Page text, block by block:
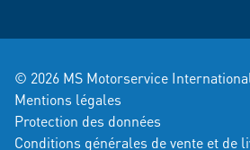
© 2026 MS Motorservice
Mentions légales
Protection des données
Conditions générales de vente et de